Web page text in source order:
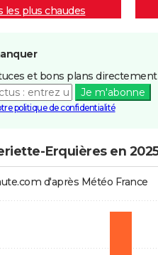
les plus chaudes
et bons plans
Je m'abonne
politique de confidentialité
Erquières en
d'après Météo France